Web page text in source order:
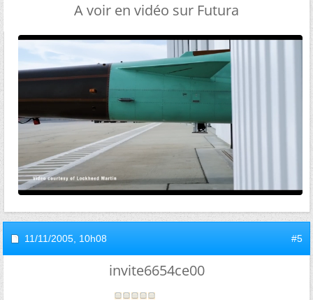
A voir en vidéo sur Futura
11/11/2005, 10h08 #5
invite6654ce00